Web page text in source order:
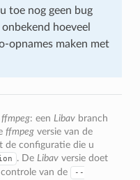
toe nog geen bug
hoeveel
opnames maken met
ffmpeg: een Libav branch
ffmpeg versie van de
de configuratie die u
. De Libav versie doet
van de
--